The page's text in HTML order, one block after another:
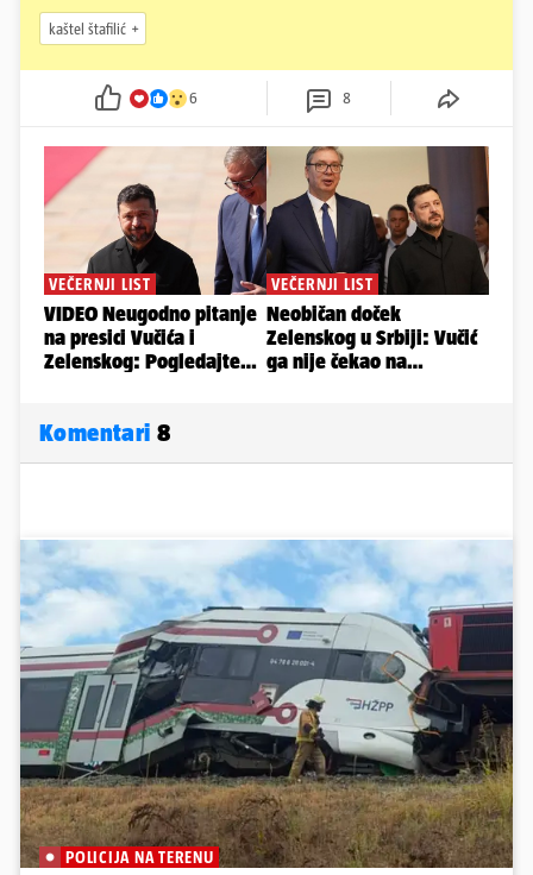
kaštel štafilić
6 8
Komentari 8
POLICIJA NA TERENU